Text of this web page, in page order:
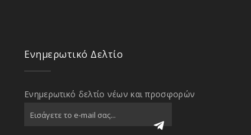
Ενημερωτικό Δελτίο
Ενημερωτικό δελτίο νέων και προσφορών